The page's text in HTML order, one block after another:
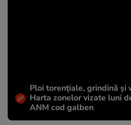
Ploi torențiale, grindină și
Harta zonelor vizate luni
ANM cod galben